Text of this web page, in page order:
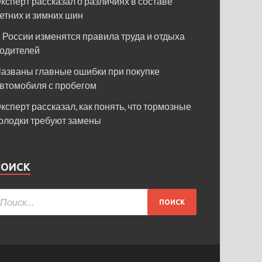
и зимних шин
России изменятся правила труда и отдыха
главные ошибки при покупке
с пробегом
рассказал, как понять, что тормозные
требуют замены